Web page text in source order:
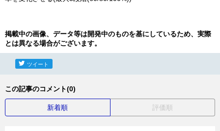
掲載中の画像、データ等は開発中のものを基にしているため、実際
とは異なる場合がございます。
ツイート
この記事のコメント(0)
新着順 評価順